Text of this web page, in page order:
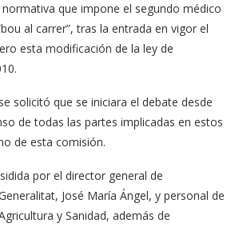
que impone el segundo médico
al carrer”, tras la entrada en vigor el
esta modificación de la ley de
solicitó que se iniciara el debate desde
de todas las partes implicadas en estos
de esta comisión.
por el director general de
José María Ángel, y personal de
y Sanidad, además de